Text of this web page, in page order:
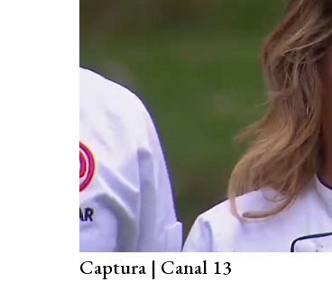
Captura | Canal 13